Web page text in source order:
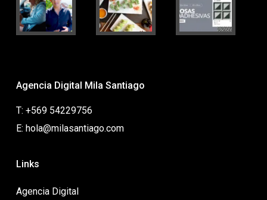
Agencia Digital Mila Santiago
T: +569 54229756
E: hola@milasantiago.com
Links
Agencia Digital